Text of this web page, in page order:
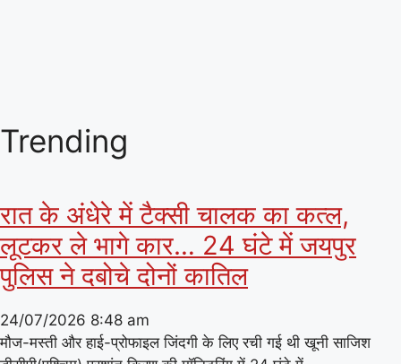
Trending
रात के अंधेरे में टैक्सी चालक का कत्ल,
लूटकर ले भागे कार… 24 घंटे में जयपुर
पुलिस ने दबोचे दोनों कातिल
24/07/2026 8:48 am
मौज-मस्ती और हाई-प्रोफाइल जिंदगी के लिए रची गई थी खूनी साजिश